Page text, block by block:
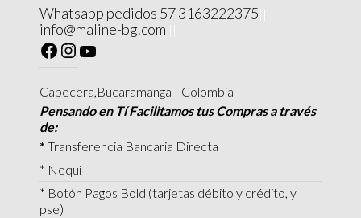
Whatsapp pedidos 57 3163222375
info@maline-bg.com
Cabecera,Bucaramanga –Colombia
Pensando en Tí Facilitamos tus Compras a través
de:
* Transferencia Bancaria Directa
* Nequi
* Botón Pagos Bold (tarjetas débito y crédito, y
pse)